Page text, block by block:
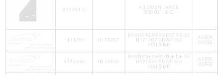
031194 G
AILERON LARGE
03060115 G
H171207 H171207
BARRE REVERSIBLE DE 30
H171207 ADAP. OU
ORIGINE
ACIER
BORE
H172330 H172330
BARRE REVERSIBLE DE 35
H172330 ADAP. OU
ORIGINE
ACIER
BORE